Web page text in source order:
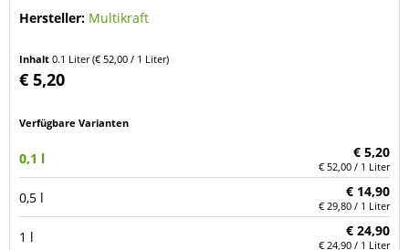
Hersteller: Multikraft
Inhalt0.1 Liter(€ 52,00 / 1 Liter)
€ 5,20
Verfügbare Varianten
0,1 l € 5,20
€ 52,00 / 1 Liter
0,5 l € 14,90
€ 29,80 / 1 Liter
1 l € 24,90
€ 24,90 / 1 Liter